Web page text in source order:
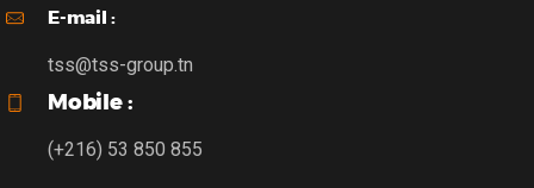
E-mail :
tss@tss-group.tn
Mobile :
(+216) 53 850 855